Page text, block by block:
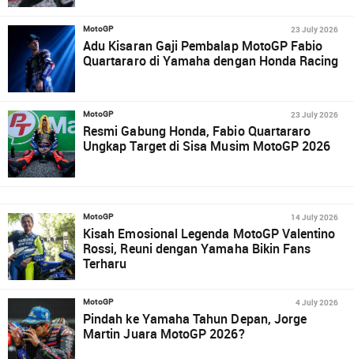
MotoGP 23 July 2026
Adu Kisaran Gaji Pembalap MotoGP Fabio
Quartararo di Yamaha dengan Honda Racing
MotoGP 23 July 2026
Resmi Gabung Honda, Fabio Quartararo
Ungkap Target di Sisa Musim MotoGP 2026
MotoGP 14 July 2026
Kisah Emosional Legenda MotoGP Valentino
Rossi, Reuni dengan Yamaha Bikin Fans
Terharu
MotoGP 4 July 2026
Pindah ke Yamaha Tahun Depan, Jorge
Martin Juara MotoGP 2026?